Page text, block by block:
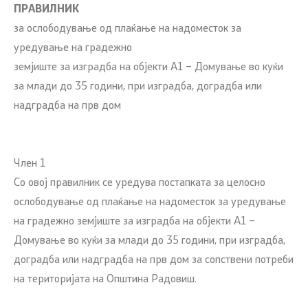
ПРАВИЛНИК
за ослободување од плаќање на надоместок за
уредување на градежно
земјиште за изградба на објекти А1 – Домување во куќи
за млади до 35 години, при изградба, доградба или
надградба на прв дом
Член 1
Со овој правилник се уредува постапката за целосно
ослободување од плаќање на надоместок за уредување
на градежно земјиште за изградба на објекти А1 –
Домување во куќи за млади до 35 години, при изградба,
доградба или надградба на прв дом за сопствени потреби
на територијата на Општина Радовиш.